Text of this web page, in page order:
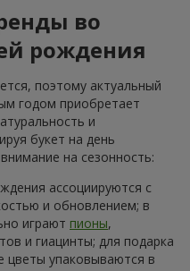
101 разноцветная роза
8 860 грн